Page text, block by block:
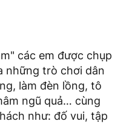
các em được chụp
những trò chơi dân
làm đèn lồng, tô
ngũ quả… cùng
như: đố vui, tập